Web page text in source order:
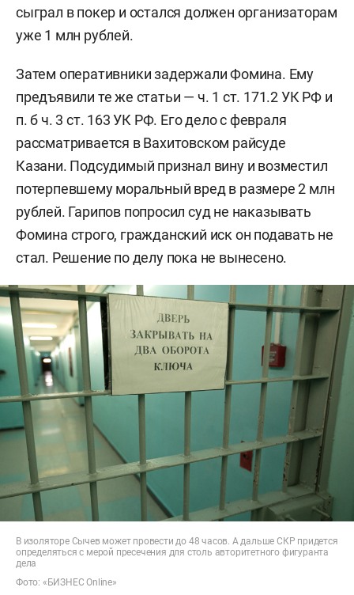
сыграл в покер и остался должен организаторам
уже 1 млн рублей.
Затем оперативники задержали Фомина. Ему
предъявили те же статьи — ч. 1 ст. 171.2 УК РФ и
п. б ч. 3 ст. 163 УК РФ. Его дело с февраля
рассматривается в Вахитовском райсуде
Казани. Подсудимый признал вину и возместил
потерпевшему моральный вред в размере 2 млн
рублей. Гарипов попросил суд не наказывать
Фомина строго, гражданский иск он подавать не
стал. Решение по делу пока не вынесено.
В изоляторе Сычев может провести до 48 часов. А дальше СКР придется
определяться с мерой пресечения для столь авторитетного фигуранта
дела
Фото: «БИЗНЕС Online»